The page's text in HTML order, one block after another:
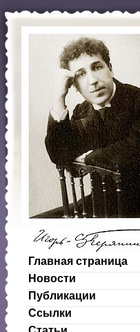
Главная страница
Новости
Публикации
Ссылки